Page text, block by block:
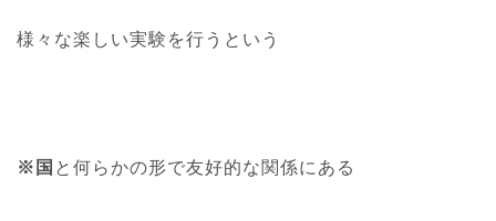
様々な楽しい実験を行うという
※国 と何らかの形で友好的な関係にある